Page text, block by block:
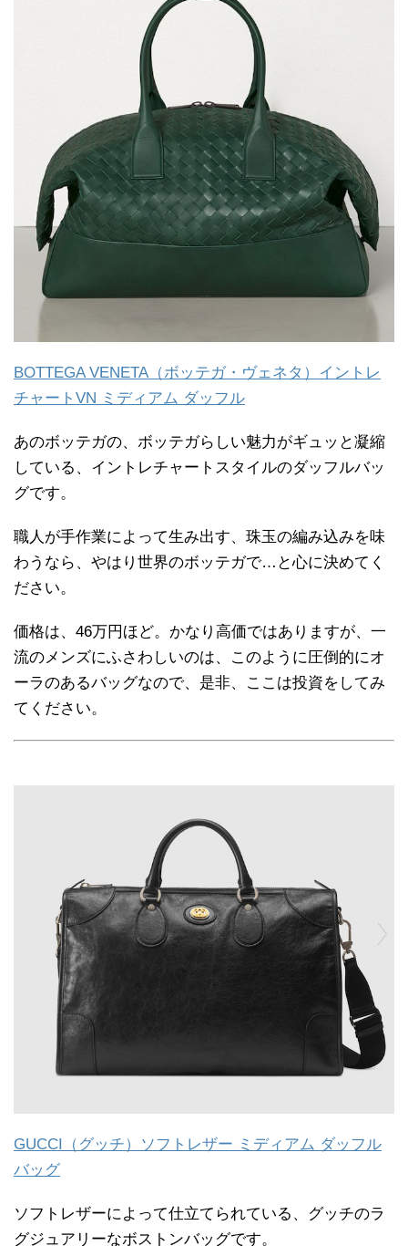
BOTTEGA VENETA（ボッテガ・ヴェネタ）イントレ
チャートVN ミディアム ダッフル
あのボッテガの、ボッテガらしい魅力がギュッと凝縮
している、イントレチャートスタイルのダッフルバッ
グです。
職人が手作業によって生み出す、珠玉の編み込みを味
わうなら、やはり世界のボッテガで…と心に決めてく
ださい。
価格は、46万円ほど。かなり高価ではありますが、一
流のメンズにふさわしいのは、このように圧倒的にオ
ーラのあるバッグなので、是非、ここは投資をしてみ
てください。
GUCCI（グッチ）ソフトレザー ミディアム ダッフル
バッグ
ソフトレザーによって仕立てられている、グッチのラ
グジュアリーなボストンバッグです。